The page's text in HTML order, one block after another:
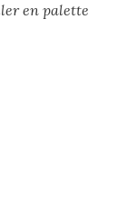
en palette